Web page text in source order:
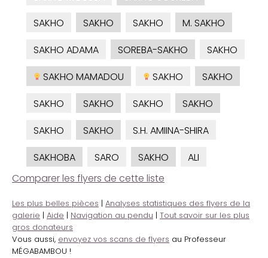
SAKHO
SAKHO SAKHO
M. SAKHO
SAKHO ADAMA
SOREBA-SAKHO
SAKHO
SAKHO MAMADOU
SAKHO
SAKHO
SAKHO
SAKHO SAKHO
SAKHO
SAKHO
SAKHO
S.H. AMIINA-SHIRA
SAKHOBA
SARO SAKHO
ALI
Comparer les flyers de cette liste
Les plus belles pièces | Analyses statistiques des flyers de la
galerie | Aide | Navigation au pendu | Tout savoir sur les plus
gros donateurs
Vous aussi, envoyez vos scans de flyers au Professeur
MÉGABAMBOU !